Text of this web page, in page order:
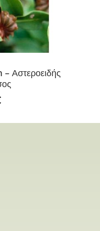
Αστεροειδής